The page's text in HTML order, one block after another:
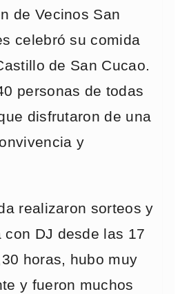
de Vecinos San
celebró su comida
de San Cucao.
personas de todas
disfrutaron de una
y
realizaron sorteos y
con DJ desde las 17
horas, hubo muy
y fueron muchos